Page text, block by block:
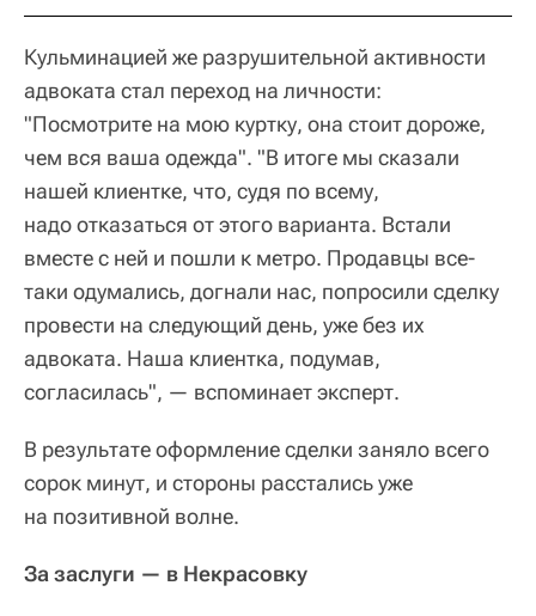
Кульминацией же разрушительной активности
адвоката стал переход на личности:
"Посмотрите на мою куртку, она стоит дороже,
чем вся ваша одежда". "В итоге мы сказали
нашей клиентке, что, судя по всему,
надо отказаться от этого варианта. Встали
вместе с ней и пошли к метро. Продавцы все-
таки одумались, догнали нас, попросили сделку
провести на следующий день, уже без их
адвоката. Наша клиентка, подумав,
согласилась", — вспоминает эксперт.
В результате оформление сделки заняло всего
сорок минут, и стороны расстались уже
на позитивной волне.
За заслуги — в Некрасовку